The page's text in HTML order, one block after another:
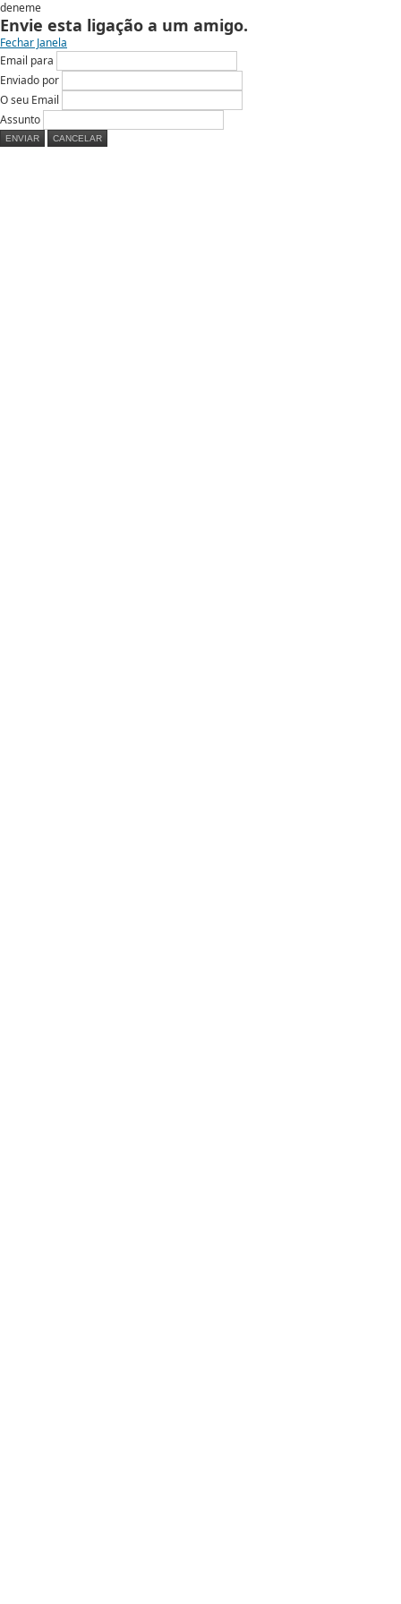
deneme
Envie esta ligação a um amigo.
Fechar Janela
Email para
Enviado por
O seu Email
Assunto
ENVIAR CANCELAR